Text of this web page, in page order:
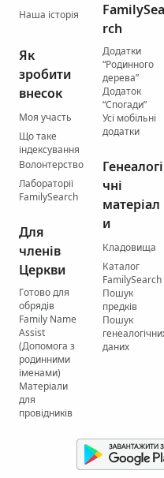
Наша історія
Як
зробити
внесок
Моя участь
Що таке
індексування
Волонтерство
Лабораторії
FamilySearch
Для
членів
Церкви
Готово для
обрядів
Family Name
Assist
(Допомога з
родинними
іменами)
Матеріали
для
провідників
FamilySea
rch
Додатки
“Родинного
дерева”
Додаток
“Спогади”
Усі мобільні
додатки
Генеалогі
чні
матеріал
и
Кладовища
Каталог
FamilySearch
Пошук
предків
Пошук
даних